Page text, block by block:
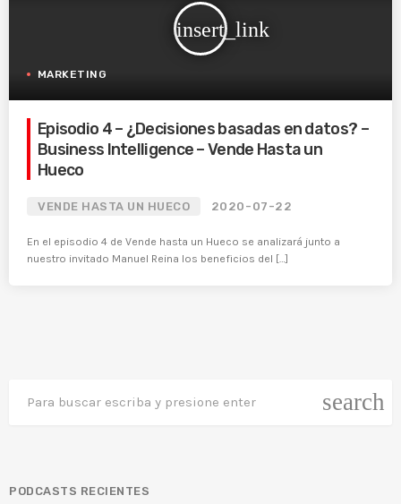
insert_link
MARKETING
Episodio 4 – ¿Decisiones basadas en datos? –
Business Intelligence – Vende Hasta un
Hueco
VENDE HASTA UN HUECO 2020-07-22
En el episodio 4 de Vende hasta un Hueco se analizará junto a
nuestro invitado Manuel Reina los beneficios del […]
search
PODCASTS RECIENTES